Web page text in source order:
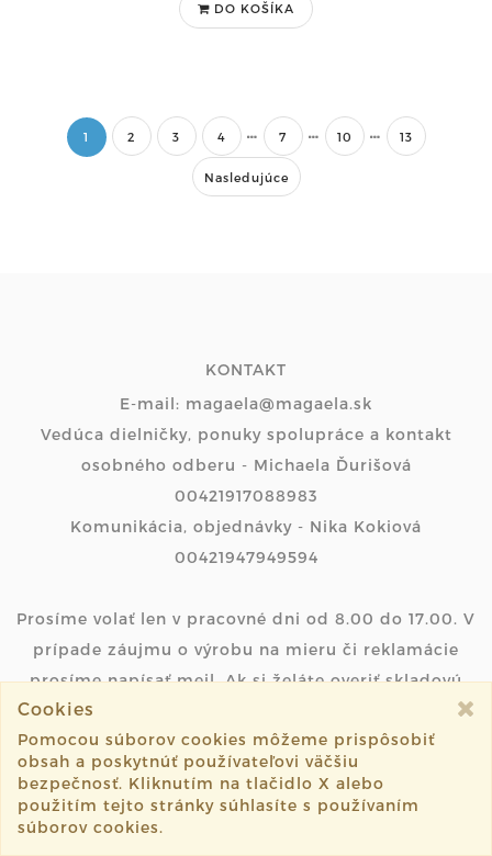
DO KOŠÍKA
1 2 3 4 7 10 13
Nasledujúce
KONTAKT
E-mail: magaela@magaela.sk
Vedúca dielničky, ponuky spolupráce a kontakt
osobného odberu - Michaela Ďurišová
00421917088983
Komunikácia, objednávky - Nika Kokiová
00421947949594
Prosíme volať len v pracovné dni od 8.00 do 17.00. V
prípade záujmu o výrobu na mieru či reklamácie
prosíme napísať mejl. Ak si želáte overiť skladovú
dostupnosť produktu, urobte tak prosím písomnou
formou prostredníctvom mejlu, ďakujeme...
Michaela Ďurišová
Vyšehradská 12/suterén zo zadu,
Cookies
Pomocou súborov cookies môžeme prispôsobiť
obsah a poskytnúť používateľovi väčšiu
bezpečnosť. Kliknutím na tlačidlo X alebo
použitím tejto stránky súhlasíte s používaním
súborov cookies.